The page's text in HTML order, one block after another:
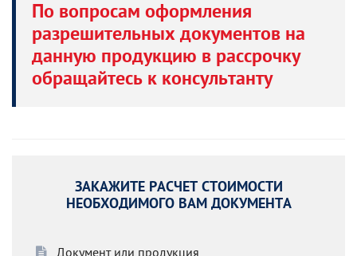
По вопросам оформления
разрешительных документов на
данную продукцию в рассрочку
обращайтесь к консультанту
ЗАКАЖИТЕ РАСЧЕТ СТОИМОСТИ
НЕОБХОДИМОГО ВАМ ДОКУМЕНТА